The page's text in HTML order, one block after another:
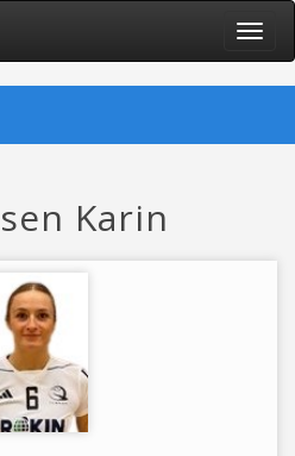
Toggle
Karin